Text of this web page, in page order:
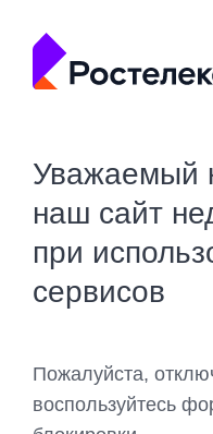
Уважаемый
наш сайт
при
сервисов
Пожалуйста,
воспользуйтесь